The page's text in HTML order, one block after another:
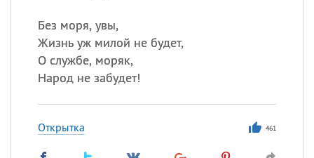
Без моря, увы,
Жизнь уж милой не будет,
О службе, моряк,
Народ не забудет!
Открытка 461